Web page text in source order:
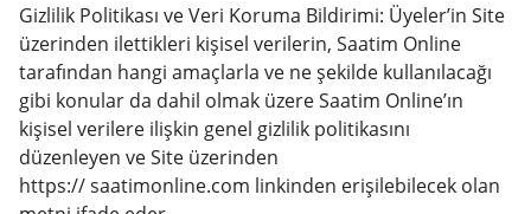
Gizlilik Politikası ve Veri Koruma Bildirimi: Üyeler’in Site
üzerinden ilettikleri kişisel verilerin, Saatim Online
tarafından hangi amaçlarla ve ne şekilde kullanılacağı
gibi konular da dahil olmak üzere Saatim Online’ın
kişisel verilere ilişkin genel gizlilik politikasını
düzenleyen ve Site üzerinden
https:// saatimonline.com linkinden erişilebilecek olan